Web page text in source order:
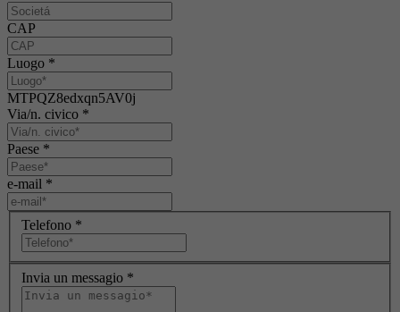
CAP
Luogo *
MTPQZ8edxqn5AV0j
Via/n. civico *
Paese *
e-mail *
Telefono *
Invia un messagio *